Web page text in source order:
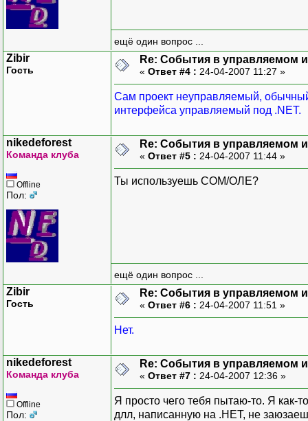
ещё один вопрос ...
Zibir
Гость
Re: События в управляемом
« Ответ #4 : 24-04-2007 11:27 »
Сам проект неуправляемый,
интерфейса управляемый под .NET.
nikedeforest
Команда клуба
Offline
Пол:
Re: События в управляемом
« Ответ #5 : 24-04-2007 11:44 »
Ты используешь СОМ/ОЛЕ?
ещё один вопрос ...
Zibir
Гость
Re: События в управляемом
« Ответ #6 : 24-04-2007 11:51 »
Нет.
nikedeforest
Команда клуба
Offline
Пол:
Re: События в управляемом
« Ответ #7 : 24-04-2007 12:36 »
Я просто чего тебя пытаю-то. Я как-
длл, написанную на .НЕТ, не